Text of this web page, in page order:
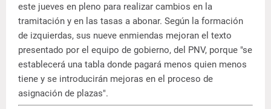
este jueves en pleno para realizar cambios en la
tramitación y en las tasas a abonar. Según la formación
de izquierdas, sus nueve enmiendas mejoran el texto
presentado por el equipo de gobierno, del PNV, porque "se
establecerá una tabla donde pagará menos quien menos
tiene y se introducirán mejoras en el proceso de
asignación de plazas".